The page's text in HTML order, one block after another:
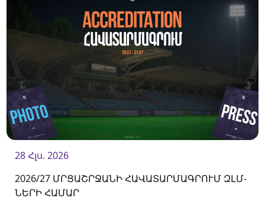
28 Հլս. 2026
2026/27 ՄՐՑԱՇՐՋԱՆԻ ՀԱՎԱՏԱՐՄԱԳՐՈՒՄ ԶԼՄ-
ՆԵՐԻ ՀԱՄԱՐ